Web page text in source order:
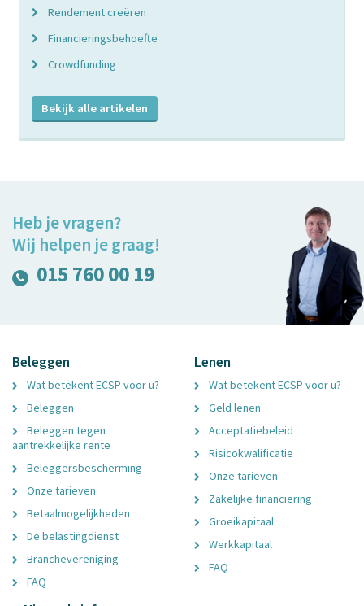
Rendement creëren
Financieringsbehoefte
Crowdfunding
Bekijk alle artikelen
Heb je vragen?
Wij helpen je graag!
015 760 00 19
Beleggen
Wat betekent ECSP voor u?
Beleggen
Beleggen tegen
aantrekkelijke rente
Beleggersbescherming
Onze tarieven
Betaalmogelijkheden
De belastingdienst
Branchevereniging
FAQ
Lenen
Wat betekent ECSP voor u?
Geld lenen
Acceptatiebeleid
Risicokwalificatie
Onze tarieven
Zakelijke financiering
Groeikapitaal
Werkkapitaal
FAQ